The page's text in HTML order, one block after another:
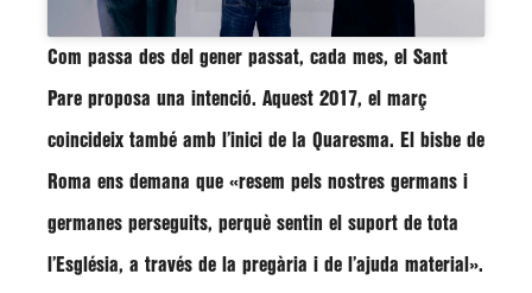
Com passa des del gener passat, cada mes, el Sant
Pare proposa una intenció. Aquest 2017, el març
coincideix també amb l’inici de la Quaresma. El bisbe de
Roma ens demana que «resem pels nostres germans i
germanes perseguits, perquè sentin el suport de tota
l’Església, a través de la pregària i de l’ajuda material».